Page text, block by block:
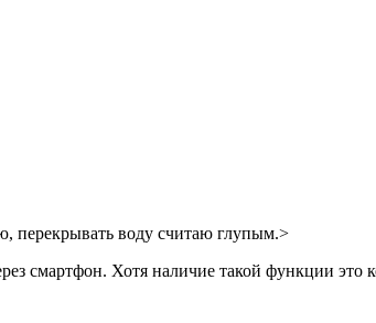
перекрывать воду считаю глупым.>
смартфон. Хотя наличие такой функции это